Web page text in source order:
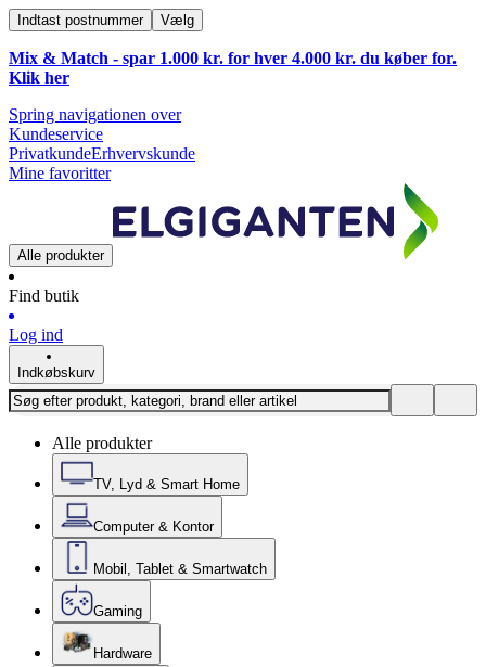
Indtast postnummer Vælg
Mix & Match - spar 1.000 kr. for hver 4.000 kr. du køber for.
Klik her
Spring navigationen over
Kundeservice
PrivatkundeErhvervskunde
Mine favoritter
Alle produkter
Find butik
Log ind
Indkøbskurv
Alle produkter
TV, Lyd & Smart Home
Computer & Kontor
Mobil, Tablet & Smartwatch
Gaming
Hardware